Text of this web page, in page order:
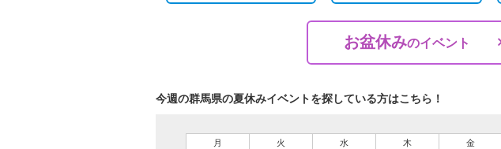
お盆休みのイベント
今週の群馬県の夏休みイベントを探している方はこちら！
月 火 水 木 金